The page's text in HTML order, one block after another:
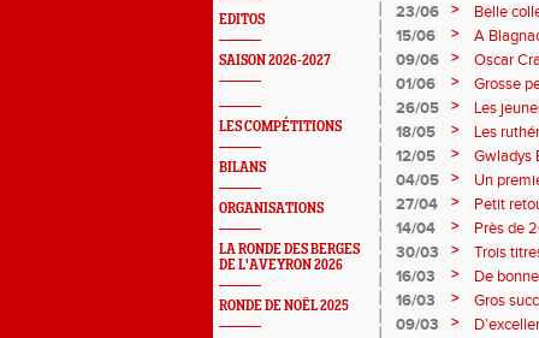
EDITOS
SAISON 2026-2027
LES COMPÉTITIONS
BILANS
ORGANISATIONS
LA RONDE DES BERGES
DE L'AVEYRON 2026
RONDE DE NOËL 2025
belle
meeting.
23/06 >
Belle
à Albi,
très bon
15/06 >
A
le record
long de
09/06 >
Oscar
ailleurs,
long de
01/06 >
Grosse
Duthen
sang et
26/05 >
Les
brio et
18/05 >
Les
12/05
>
Gwladys
10èmes
04/05 >
Un
sang et
du
27/04 >
Petit
avec
14/04 >
Près de
30/03 >
Trois
présents
16/03 >
De
et or.
16/03 >
Gros
Couderc
09/03 >